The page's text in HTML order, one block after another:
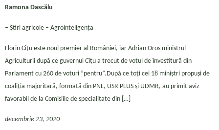
Ramona Dascălu
– Ştiri agricole – Agrointeligența
Florin Cîțu este noul premier al României, iar Adrian Oros ministrul
Agriculturii după ce guvernul Cîțu a trecut de votul de învestitură din
Parlament cu 260 de voturi ”pentru”.După ce toți cei 18 miniștri propuși de
coaliția majoritară, formată din PNL, USR PLUS și UDMR, au primit aviz
favorabil de la Comisiile de specialitate din […]
decembrie 23, 2020